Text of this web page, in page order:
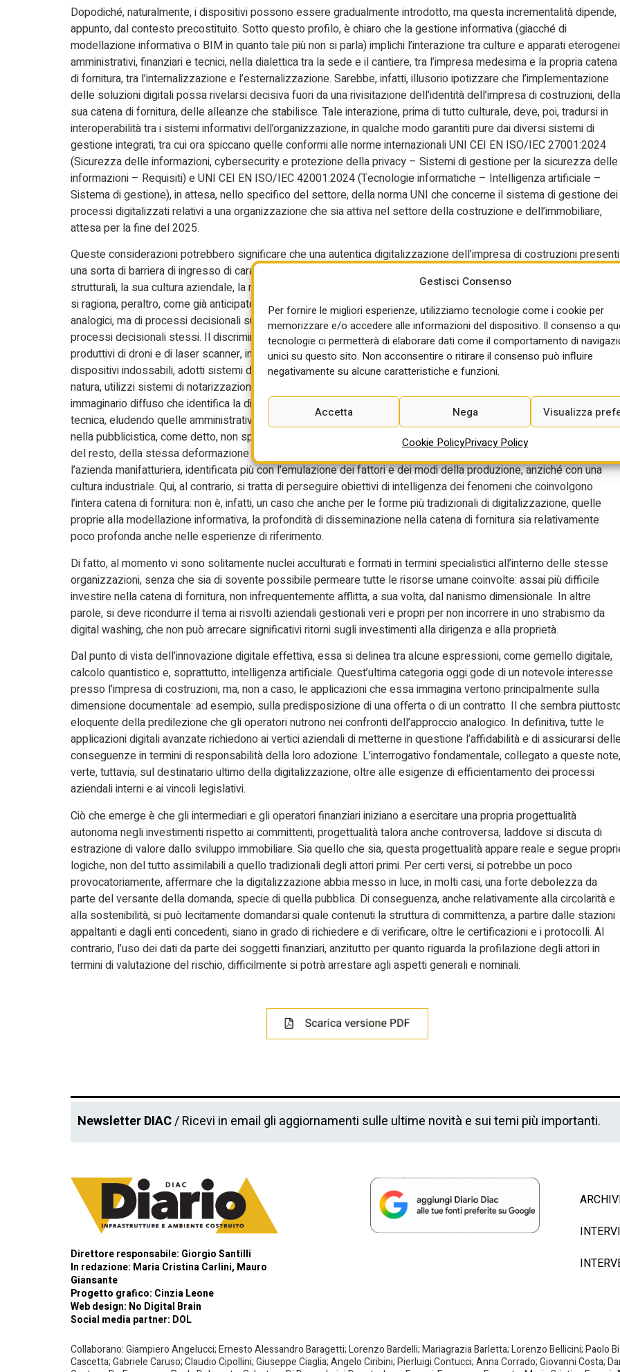
Gestisci Consenso
Per fornire le migliori esperienze, utilizziamo tecnologie come i cookie per
memorizzare e/o accedere alle informazioni del dispositivo. Il consenso a
tecnologie ci permetterà di elaborare dati come il comportamento di
unici su questo sito. Non acconsentire o ritirare il consenso può influire
negativamente su alcune caratteristiche e funzioni.
Accetta Nega Visualizza
Cookie PolicyPrivacy Policy
Dopodiché, naturalmente, i dispositivi possono essere gradualmente introdotto, ma questa incrementalità dipende,
appunto, dal contesto precostituito. Sotto questo profilo, è chiaro che la gestione informativa (giacché di
modellazione informativa o BIM in quanto tale più non si parla) implichi l’interazione tra culture e apparati
amministrativi, finanziari e tecnici, nella dialettica tra la sede e il cantiere, tra l’impresa medesima e la propria catena
di fornitura, tra l’internalizzazione e l’esternalizzazione. Sarebbe, infatti, illusorio ipotizzare che l’implementazione
delle soluzioni digitali possa rivelarsi decisiva fuori da una rivisitazione dell’identità dell’impresa di costruzioni, della
sua catena di fornitura, delle alleanze che stabilisce. Tale interazione, prima di tutto culturale, deve, poi, tradursi in
interoperabilità tra i sistemi informativi dell’organizzazione, in qualche modo garantiti pure dai diversi sistemi di
gestione integrati, tra cui ora spiccano quelle conformi alle norme internazionali UNI CEI EN ISO/IEC 27001:2024
(Sicurezza delle informazioni, cybersecurity e protezione della privacy – Sistemi di gestione per la sicurezza delle
informazioni – Requisiti) e UNI CEI EN ISO/IEC 42001:2024 (Tecnologie informatiche – Intelligenza artificiale –
Sistema di gestione), in attesa, nello specifico del settore, della norma UNI che concerne il sistema di gestione dei
processi digitalizzati relativi a una organizzazione che sia attiva nel settore della costruzione e dell’immobiliare,
attesa per la fine del 2025.
Queste considerazioni potrebbero significare che una autentica digitalizzazione dell’impresa di costruzioni presenti
una sorta di barriera di ingresso di carattere dimensionale, ma, certamente, gli ostacoli principali riguardano i temi
strutturali, la sua cultura aziendale, la mentalità delle persone che lavorano per essa, e così via. In questa sede non
si ragiona, peraltro, come già anticipato, dell’acquisizione estemporanea di dispositivi digitali utilizzati secondo
analogici, ma di processi decisionali supportati da dati qualitativi e idonei, nell’ottica della semi-automazione dei
processi decisionali stessi. Il discrimine non attiene, dunque, al fatto che l’impresa di costruzioni popoli i luoghi
produttivi di droni e di laser scanner, impieghi macchinari sensorizzati ed esoscheletri, connetta gli operatori tramite
dispositivi indossabili, adotti sistemi di robotica, faccia ricorso alle realtà aumentate, immersive o di qualunque altra
natura, utilizzi sistemi di notarizzazione, o faccia altro: queste, infatti, sono le manifestazioni esteriori di un
immaginario diffuso che identifica la digitalizzazione con gli esiti esteriori e che circoscrive il tema alla dimensione
tecnica, eludendo quelle amministrative, gestionali, fiscali, finanziarie, giuridiche. Una simile immagine, frequente
nella pubblicistica, come detto, non spiega molto dello sviluppo effettivo dell’evoluzione reale del tema. Si tratta,
del resto, della stessa deformazione che ha da sempre riguardato il confronto tra l’impresa di costruzioni e
l’azienda manifatturiera, identificata più con l’emulazione dei fattori e dei modi della produzione, anziché con una
cultura industriale. Qui, al contrario, si tratta di perseguire obiettivi di intelligenza dei fenomeni che coinvolgono
l’intera catena di fornitura: non è, infatti, un caso che anche per le forme più tradizionali di digitalizzazione, quelle
proprie alla modellazione informativa, la profondità di disseminazione nella catena di fornitura sia relativamente
poco profonda anche nelle esperienze di riferimento.
Di fatto, al momento vi sono solitamente nuclei acculturati e formati in termini specialistici all’interno delle stesse
organizzazioni, senza che sia di sovente possibile permeare tutte le risorse umane coinvolte: assai più difficile
investire nella catena di fornitura, non infrequentemente afflitta, a sua volta, dal nanismo dimensionale. In altre
parole, si deve ricondurre il tema ai risvolti aziendali gestionali veri e propri per non incorrere in uno strabismo da
digital washing, che non può arrecare significativi ritorni sugli investimenti alla dirigenza e alla proprietà.
Dal punto di vista dell’innovazione digitale effettiva, essa si delinea tra alcune espressioni, come gemello digitale,
calcolo quantistico e, soprattutto, intelligenza artificiale. Quest’ultima categoria oggi gode di un notevole interesse
presso l’impresa di costruzioni, ma, non a caso, le applicazioni che essa immagina vertono principalmente sulla
dimensione documentale: ad esempio, sulla predisposizione di una offerta o di un contratto. Il che sembra
eloquente della predilezione che gli operatori nutrono nei confronti dell’approccio analogico. In definitiva, tutte le
applicazioni digitali avanzate richiedono ai vertici aziendali di metterne in questione l’affidabilità e di assicurarsi
conseguenze in termini di responsabilità della loro adozione. L’interrogativo fondamentale, collegato a queste note,
verte, tuttavia, sul destinatario ultimo della digitalizzazione, oltre alle esigenze di efficientamento dei processi
aziendali interni e ai vincoli legislativi.
Ciò che emerge è che gli intermediari e gli operatori finanziari iniziano a esercitare una propria progettualità
autonoma negli investimenti rispetto ai committenti, progettualità talora anche controversa, laddove si discuta di
estrazione di valore dallo sviluppo immobiliare. Sia quello che sia, questa progettualità appare reale e segue
logiche, non del tutto assimilabili a quello tradizionali degli attori primi. Per certi versi, si potrebbe un poco
provocatoriamente, affermare che la digitalizzazione abbia messo in luce, in molti casi, una forte debolezza da
parte del versante della domanda, specie di quella pubblica. Di conseguenza, anche relativamente alla circolarità e
alla sostenibilità, si può lecitamente domandarsi quale contenuti la struttura di committenza, a partire dalle stazioni
appaltanti e dagli enti concedenti, siano in grado di richiedere e di verificare, oltre le certificazioni e i protocolli. Al
contrario, l’uso dei dati da parte dei soggetti finanziari, anzitutto per quanto riguarda la profilazione degli attori in
termini di valutazione del rischio, difficilmente si potrà arrestare agli aspetti generali e nominali.
Newsletter DIAC/ Ricevi in email gli aggiornamenti sulle ultime novità e sui temi più importanti.
Direttore responsabile: Giorgio Santilli
In redazione: Maria Cristina Carlini, Mauro
Giansante
Progetto grafico: Cinzia Leone
Web design: No Digital Brain
Social media partner: DOL
Collaborano: Giampiero Angelucci; Ernesto Alessandro Baragetti; Lorenzo Bardelli; Mariagrazia Barletta; Lorenzo Bellicini; Paolo
Cascetta; Gabriele Caruso; Claudio Cipollini; Giuseppe Ciaglia; Angelo Ciribini; Pierluigi Contucci; Anna Corrado; Giovanni Costa;